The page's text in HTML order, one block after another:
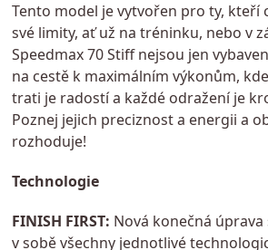
Tento model je vytvořen pro ty, kteří
své limity, ať už na tréninku, nebo v
Speedmax 70 Stiff nejsou jen
na cestě k maximálním výkonům,
trati je radostí a každé odražení je
Poznej jejich preciznost a energii a
rozhoduje!
Technologie
FINISH FIRST: Nová konečná
v sobě všechny jednotlivé